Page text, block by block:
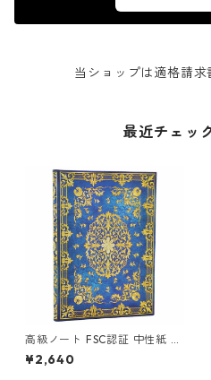
当ショップは適格請求
最近チェッ
高級ノート FSC認証 中性紙 p
aperblanks ペーパーブランク
ス MIDI ハードカバー 罫線 ガ
¥2,640